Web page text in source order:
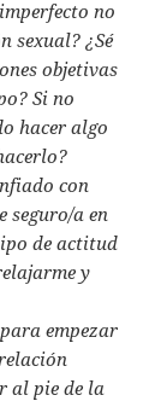
no
sexual? ¿Sé
objetivas
Si no
hacer algo
con
seguro/a en
de actitud
y
empezar
al pie de la